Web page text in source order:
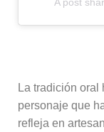
La tradición oral
personaje que
refleja en